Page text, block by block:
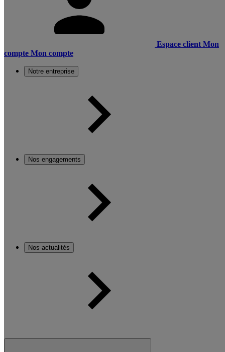
Espace client Mon
compte Mon compte
Notre entreprise
Nos engagements
Nos actualités